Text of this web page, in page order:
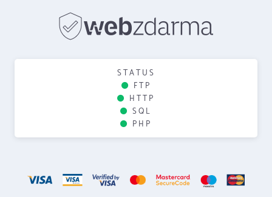
STATUS
FTP
HTTP
SQL
PHP